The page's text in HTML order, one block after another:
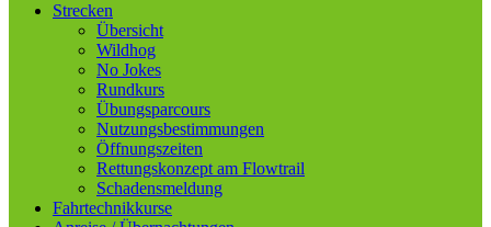
Strecken
Übersicht
Wildhog
No Jokes
Rundkurs
Übungsparcours
Nutzungsbestimmungen
Öffnungszeiten
Rettungskonzept am Flowtrail
Schadensmeldung
Fahrtechnikkurse